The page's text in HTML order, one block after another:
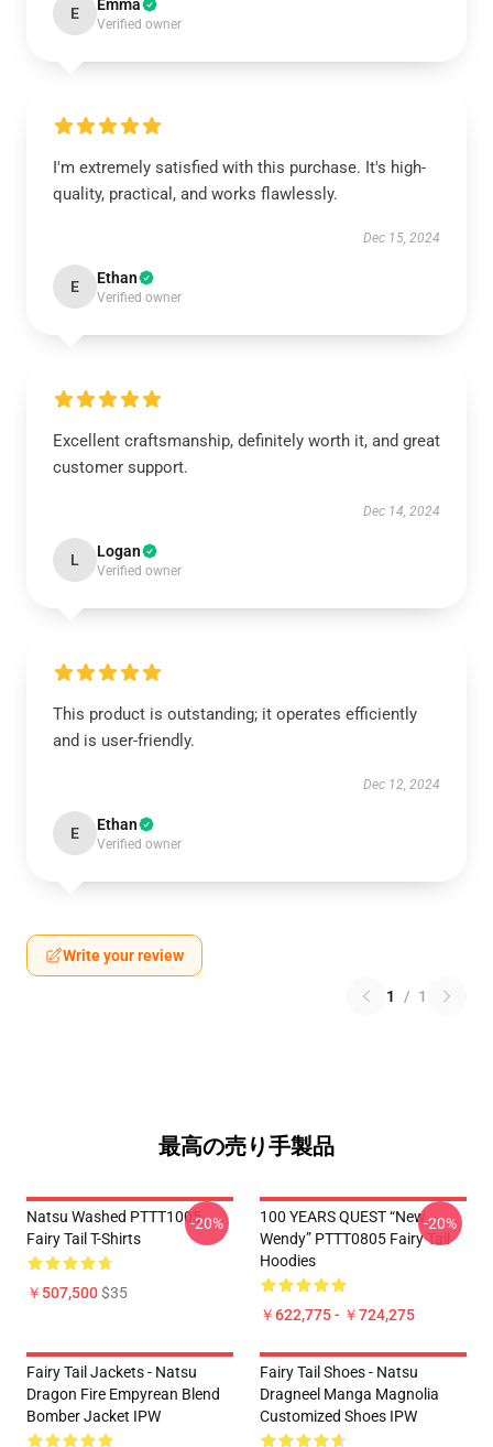
E Emma
Verified owner
I'm extremely satisfied with this purchase. It's high-
quality, practical, and works flawlessly.
Dec 15, 2024
E Ethan
Verified owner
Excellent craftsmanship, definitely worth it, and great
customer support.
Dec 14, 2024
L Logan
Verified owner
This product is outstanding; it operates efficiently
and is user-friendly.
Dec 12, 2024
E Ethan
Verified owner
Write your review
1 / 1
最高の売り手製品
Natsu Washed PTTT1005
Fairy Tail T-Shirts
￥507,500$35
-20%
100 YEARS QUEST “New
Wendy” PTTT0805 Fairy Tail
Hoodies
￥622,775 - ￥724,275
-20%
Fairy Tail Jackets - Natsu
Dragon Fire Empyrean Blend
Bomber Jacket IPW
Fairy Tail Shoes - Natsu
Dragneel Manga Magnolia
Customized Shoes IPW